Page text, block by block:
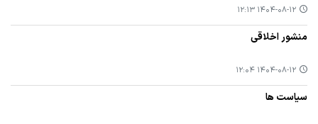
۱۴۰۴-۰۸-۱۲ ۱۲:۱۳
منشور اخلاقی
۱۴۰۴-۰۸-۱۲ ۱۲:۰۴
سیاست ها